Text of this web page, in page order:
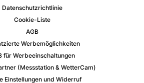
Datenschutzrichtlinie
Cookie-Liste
AGB
Werbemöglichkeiten
für Werbeeinschaltungen
(Messstation & WetterCam)
Einstellungen und Widerruf